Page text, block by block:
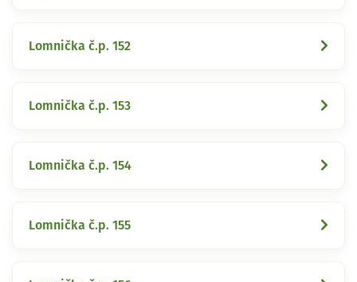
Lomnička č.p. 152
Lomnička č.p. 153
Lomnička č.p. 154
Lomnička č.p. 155